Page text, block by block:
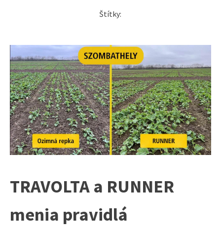
Štítky:
TRAVOLTA a RUNNER
menia pravidlá